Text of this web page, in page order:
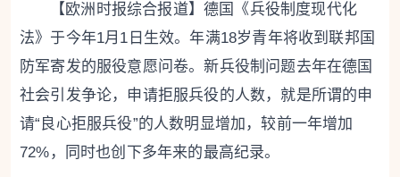
【欧洲时报综合报道】德国《兵役制度现代化
法》于今年1月1日生效。年满18岁青年将收到联邦国
防军寄发的服役意愿问卷。新兵役制问题去年在德国
社会引发争论，申请拒服兵役的人数，就是所谓的申
请“良心拒服兵役”的人数明显增加，较前一年增加
72%，同时也创下多年来的最高纪录。